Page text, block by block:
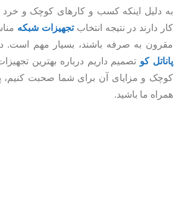
به دلیل اینکه کسب و کارهای کوچک و خرد
کار دارند در نتیجه انتخابتجهیزات شبکه
مقرون به صرفه باشند، بسیار مهم است.
پاناتل کو تصمیم داریم درباره بهترین
کوچک و مزایای آن برای شما صحبت کنیم،
همراه ما باشید.